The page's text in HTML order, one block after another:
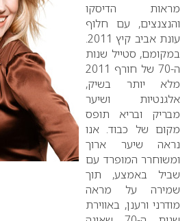
מראות הדיסקו
והנצנצים, עם חלוף
עונת אביב קיץ 2011.
במקומם, סטייל שנות
ה-70 של חורף 2011
מלא יותר בשיק,
אלגנטיות ושיער
מבריק ובריא תופס
מקום של כבוד. אנו
נראה שיער ארוך
ומשוחרר המופרד עם
שביל באמצע, תוך
שמירה על מראה
מודרני ורענן, באווירת